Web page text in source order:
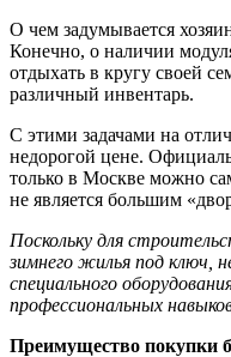
О чем задумывается
Конечно, о наличии
отдыхать в кругу своей
различный инвентарь.
С этими задачами на
недорогой цене.
только в Москве можно
не является большим
Поскольку для
зимнего жилья под ключ,
специального
профессиональных
Преимущество покупки